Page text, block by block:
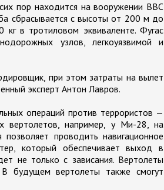
пор находится на вооружении ВВС
сбрасывается с высоты от 200 м до
в тротиловом эквиваленте. Фугас
узлов, легкоуязвимой и
при этом затраты на вылет
эксперт Антон Лавров.
операций против террористов —
вертолетов, например, у Ми-28, на
проводить навигационное
который обеспечивает выход в
не только с зависания. Вертолеты
В будущем вертолеты также смогут